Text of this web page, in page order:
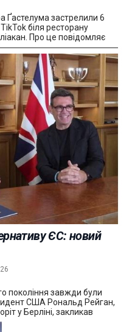
Ґастелума застрелили 6
біля ресторану
Про це повідомляє
ЄС: новий
покоління завжди були
США Рональд Рейган,
у Берліні, закликав